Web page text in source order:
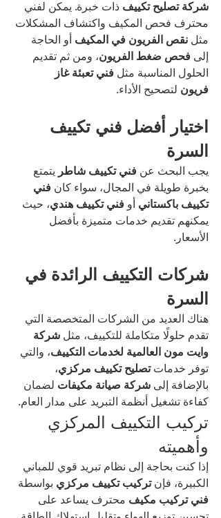
شركة تصليح تكييف ذات خبرة. يمكن لفني
محترف فحص المكيف واكتشاف المشكلات
مثل نقص الفريون في المكيف أو الحاجة
إلى فحص ضغط الفريون، ومن ثم تقديم
الحلول المناسبة مثل فني تعبئة غاز
فريون لتصحيح الأداء.
اختيار أفضل فني تكييف
السرة
يجب البحث عن فني تكييف شاطر يتمتع
بخبرة طويلة في المجال، سواء كان فني
تكييف باكستاني أو فني تكييف هندي، حيث
يمكنهم تقديم خدمات متميزة بأفضل
الأسعار.
شركات التكييف الرائدة في
السرة
هناك العديد من الشركات المتخصصة التي
تقدم حلولًا متكاملة للتكييف، مثل شركة
وايت مون العالمية لخدمات التكييف، والتي
توفر خدمات تصليح تكييف مركزي،
بالإضافة إلى شركة صيانة مكيفات لضمان
كفاءة تشغيل أنظمة التبريد على مدار العام.
تركيب التكييف المركزي
وأهميته
إذا كنت بحاجة إلى نظام تبريد قوي للمباني
الكبيرة، فإن تركيب تكييف مركزي بواسطة
فني تركيب مكيف محترف يساعد على